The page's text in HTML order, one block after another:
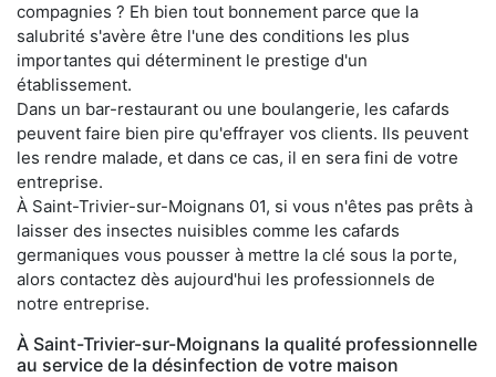
compagnies ? Eh bien tout bonnement parce que la
salubrité s'avère être l'une des conditions les plus
importantes qui déterminent le prestige d'un
établissement.
Dans un bar-restaurant ou une boulangerie, les cafards
peuvent faire bien pire qu'effrayer vos clients. Ils peuvent
les rendre malade, et dans ce cas, il en sera fini de votre
entreprise.
À Saint-Trivier-sur-Moignans 01, si vous n'êtes pas prêts à
laisser des insectes nuisibles comme les cafards
germaniques vous pousser à mettre la clé sous la porte,
alors contactez dès aujourd'hui les professionnels de
notre entreprise.
À Saint-Trivier-sur-Moignans la qualité professionnelle
au service de la désinfection de votre maison